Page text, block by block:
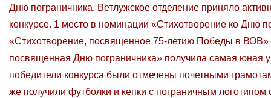
Дню пограничника. Ветлужское отделение приняло
конкурсе. 1 место в номинации «Стихотворение ко Дню
«Стихотворение, посвященное 75-летию Победы в
посвященная Дню пограничника» получила самая юная
победители конкурса были отмечены почетными
же получили футболки и кепки с пограничным логотипом